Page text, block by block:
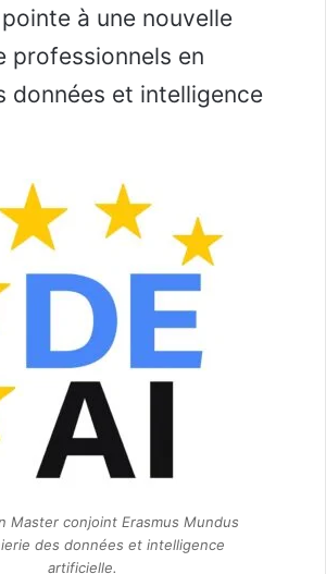
à une nouvelle
professionnels en
données et intelligence
Master conjoint Erasmus Mundus
des données et intelligence
artificielle.